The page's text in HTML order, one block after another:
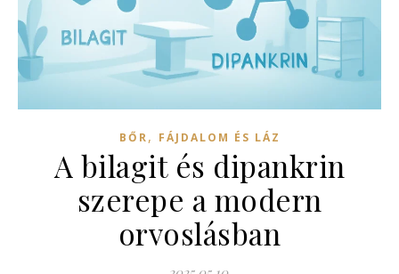
BŐR, FÁJDALOM ÉS LÁZ
A bilagit és dipankrin
szerepe a modern
orvoslásban